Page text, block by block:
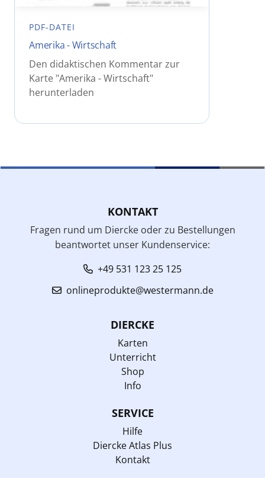
PDF-DATEI
Amerika - Wirtschaft
Den didaktischen Kommentar zur
Karte "Amerika - Wirtschaft"
herunterladen
KONTAKT
Fragen rund um Diercke oder zu Bestellungen
beantwortet unser Kundenservice:
+49 531 123 25 125
onlineprodukte@westermann.de
DIERCKE
Karten
Unterricht
Shop
Info
SERVICE
Hilfe
Diercke Atlas Plus
Kontakt